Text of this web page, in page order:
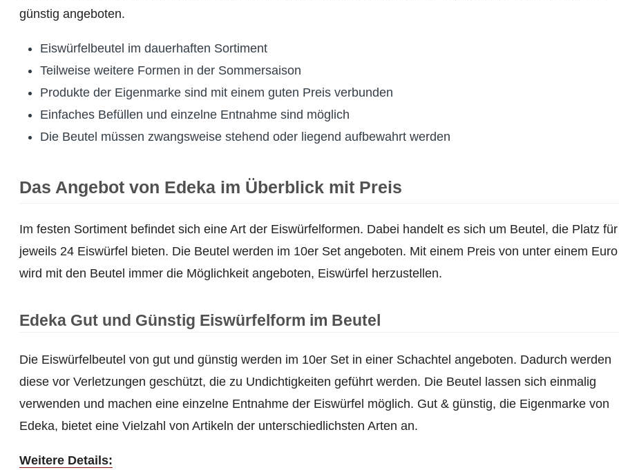
günstig angeboten.
Eiswürfelbeutel im dauerhaften Sortiment
Teilweise weitere Formen in der Sommersaison
Produkte der Eigenmarke sind mit einem guten Preis verbunden
Einfaches Befüllen und einzelne Entnahme sind möglich
Die Beutel müssen zwangsweise stehend oder liegend aufbewahrt werden
Das Angebot von Edeka im Überblick mit Preis
Im festen Sortiment befindet sich eine Art der Eiswürfelformen. Dabei handelt es sich um Beutel, die Platz für
jeweils 24 Eiswürfel bieten. Die Beutel werden im 10er Set angeboten. Mit einem Preis von unter einem Euro
wird mit den Beutel immer die Möglichkeit angeboten, Eiswürfel herzustellen.
Edeka Gut und Günstig Eiswürfelform im Beutel
Die Eiswürfelbeutel von gut und günstig werden im 10er Set in einer Schachtel angeboten. Dadurch werden
diese vor Verletzungen geschützt, die zu Undichtigkeiten geführt werden. Die Beutel lassen sich einmalig
verwenden und machen eine einzelne Entnahme der Eiswürfel möglich. Gut & günstig, die Eigenmarke von
Edeka, bietet eine Vielzahl von Artikeln der unterschiedlichsten Arten an.
Weitere Details: